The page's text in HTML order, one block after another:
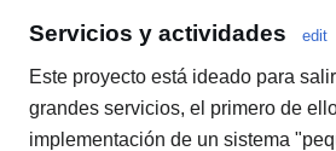
Servicios y actividades edit
Este proyecto está ideado para
grandes servicios, el primero de
implementación de un sistema